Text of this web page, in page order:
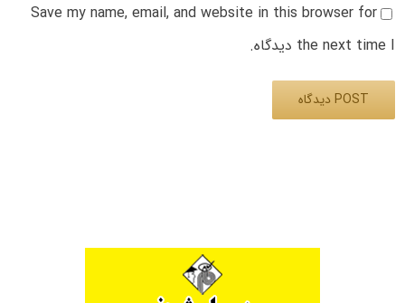
Save my name, email, and website in this browser for
the next time I دیدگاه.